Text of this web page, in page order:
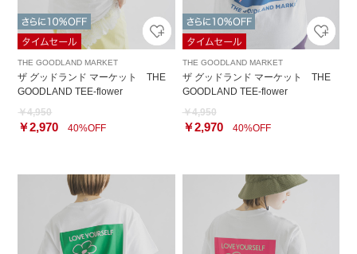
THE GOODLAND MARKET
ザ グッドランド マーケット THE
GOODLAND TEE-flower
￥4,950
￥2,970 40%OFF
THE GOODLAND MARKET
ザ グッドランド マーケット THE
GOODLAND TEE-flower
￥4,950
￥2,97040%OFF